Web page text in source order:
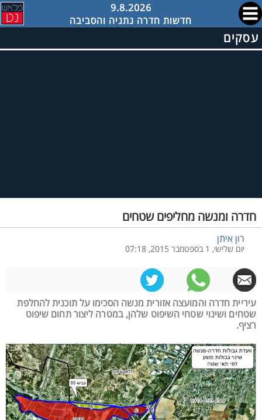
9.8.2026
חדשות חדרה נתניה והסביבה
עסקים
חדרה ומנשה מחליפים שטחים
רון איתן
יום שלישי, 1 בספטמבר 2015, 07:18
עיריית חדרה והמועצה אזורית מנשה הסכימו על תוכנית להחלפת
שטחים ושינוי שטחי השיפוט שלהן, במטרה ליצור תחום שיפוט
רציף.